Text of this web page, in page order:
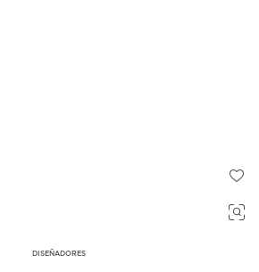
DISEÑADORES